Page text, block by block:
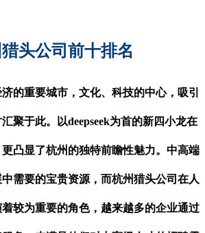
头公司前十排名
的重要城市，文化、科技的中心，吸引
聚于此。 以deepseek为首的新四小龙在
凸显了杭州的独特前瞻性魅力。 中高端
中需要的宝贵资源，而杭州猎头公司在人
着较为重要的角色，越来越多的企业通过